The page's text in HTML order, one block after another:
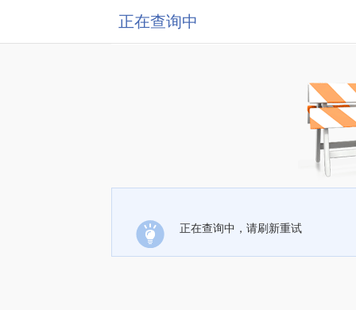
正在查询中
正在查询中，请刷新重试